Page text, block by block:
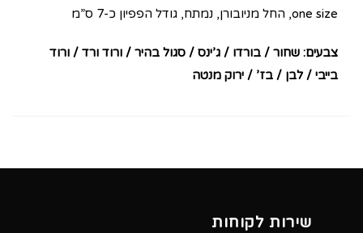
one size, החל מניובורן, נמתח, גודל הפפיון כ-7 ס”מ
צבעים: שחור / בורדו / ג’ינס / סגול בהיר / ורוד ורד / ורוד
בייבי / לבן / בז’ / ירוק מנטה
שירות לקוחות